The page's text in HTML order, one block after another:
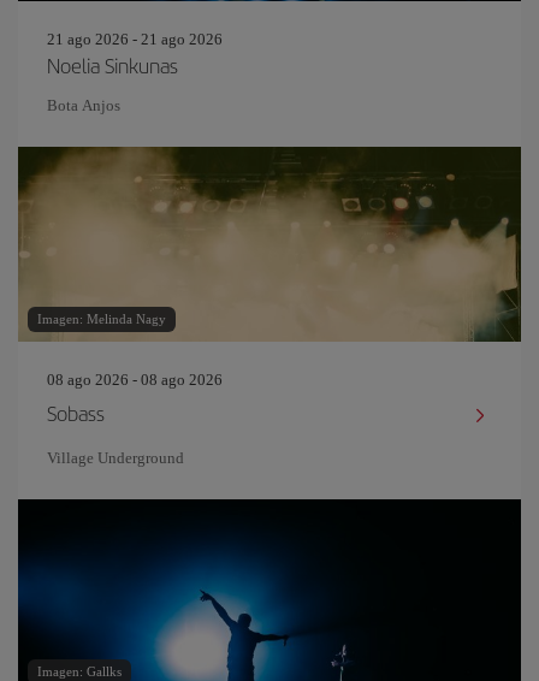
21 ago 2026 - 21 ago 2026
Noelia Sinkunas
Bota Anjos
Imagen: Melinda Nagy
08 ago 2026 - 08 ago 2026
Sobass
Village Underground
Imagen: Gallks